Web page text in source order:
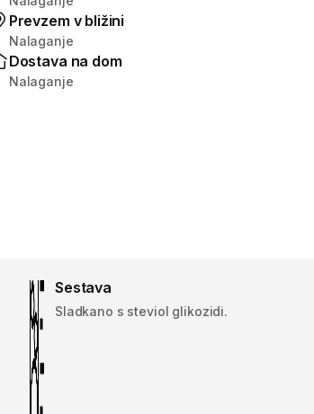
Prevzem v bližini
Nalaganje
Dostava na dom
Nalaganje
Sestava
Sladkano s steviol glikozidi.